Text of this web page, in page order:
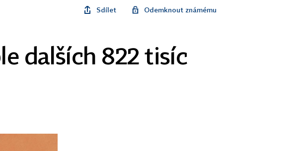
Sdílet Odemknout známému
dalších 822 tisíc